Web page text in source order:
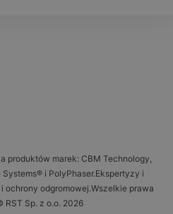
produktów marek: CBM Technology,
i PolyPhaser.Ekspertyzy i
ochrony odgromowej.Wszelkie prawa
Sp. z o.o. 2026